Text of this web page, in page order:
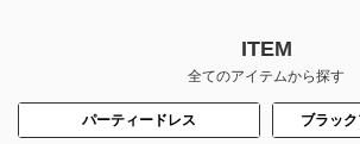
ITEM
全てのアイテムから探す
パーティードレス ブラック